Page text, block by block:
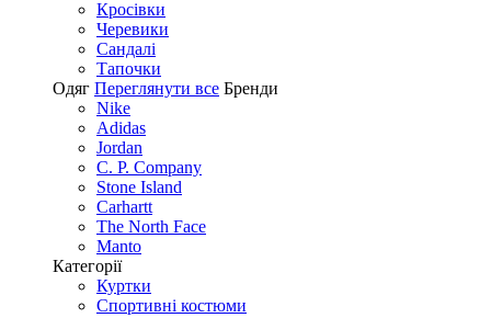
Кросівки
Черевики
Сандалі
Tапочки
Одяг Переглянути все Бренди
Nike
Adidas
Jordan
C. P. Company
Stone Island
Carhartt
The North Face
Manto
Категорії
Куртки
Спортивні костюми